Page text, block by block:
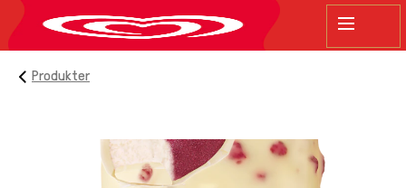
sök
Produkter